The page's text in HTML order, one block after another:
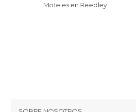
Moteles en Reedley